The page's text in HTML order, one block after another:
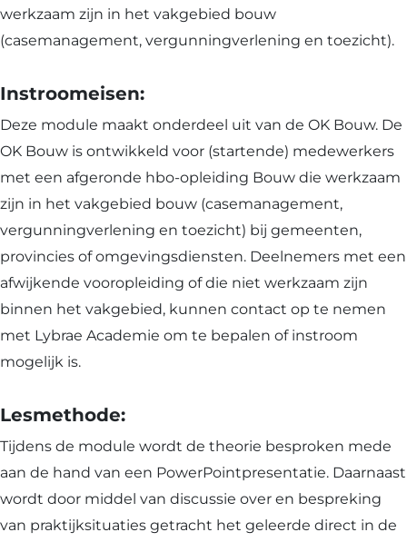
werkzaam zijn in het vakgebied bouw
(casemanagement, vergunningverlening en toezicht).
Instroomeisen:
Deze module maakt onderdeel uit van de OK Bouw. De
OK Bouw is ontwikkeld voor (startende) medewerkers
met een afgeronde hbo-opleiding Bouw die werkzaam
zijn in het vakgebied bouw (casemanagement,
vergunningverlening en toezicht) bij gemeenten,
provincies of omgevingsdiensten. Deelnemers met een
afwijkende vooropleiding of die niet werkzaam zijn
binnen het vakgebied, kunnen contact op te nemen
met Lybrae Academie om te bepalen of instroom
mogelijk is.
Lesmethode:
Tijdens de module wordt de theorie besproken mede
aan de hand van een PowerPointpresentatie. Daarnaast
wordt door middel van discussie over en bespreking
van praktijksituaties getracht het geleerde direct in de